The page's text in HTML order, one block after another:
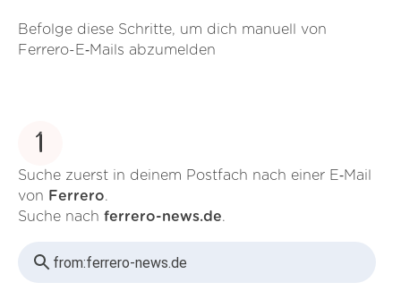
Befolge diese Schritte, um dich manuell von
Ferrero-E‑Mails abzumelden
1
Suche zuerst in deinem Postfach nach einer E‑Mail
von Ferrero.
Suche nach ferrero-news.de.
from:ferrero-news.de